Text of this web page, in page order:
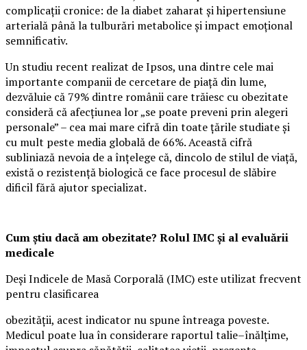
complicații cronice: de la diabet zaharat și hipertensiune
arterială până la tulburări metabolice și impact emoțional
semnificativ.
Un studiu recent realizat de Ipsos, una dintre cele mai
importante companii de cercetare de piață din lume,
dezvăluie că 79% dintre românii care trăiesc cu obezitate
consideră că afecțiunea lor „se poate preveni prin alegeri
personale” – cea mai mare cifră din toate țările studiate și
cu mult peste media globală de 66%. Această cifră
subliniază nevoia de a înțelege că, dincolo de stilul de viață,
există o rezistență biologică ce face procesul de slăbire
dificil fără ajutor specializat.
Cum știu dacă am obezitate? Rolul IMC și al evaluării
medicale
Deși Indicele de Masă Corporală (IMC) este utilizat frecvent
pentru clasificarea
obezității, acest indicator nu spune întreaga poveste.
Medicul poate lua în considerare raportul talie–înălțime,